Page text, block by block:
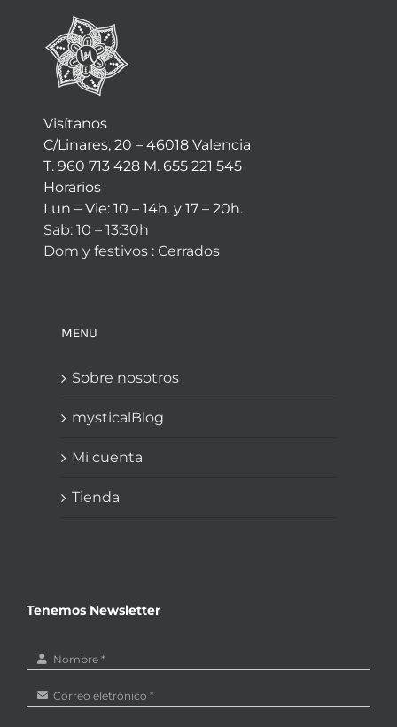
Visítanos
C/Linares, 20 – 46018 Valencia
T. 960 713 428 M. 655 221 545
Horarios
Lun – Vie: 10 – 14h. y 17 – 20h.
Sab: 10 – 13:30h
Dom y festivos : Cerrados
MENU
Sobre nosotros
mysticalBlog
Mi cuenta
Tienda
Tenemos Newsletter